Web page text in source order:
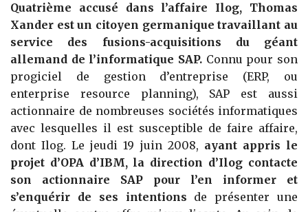
Quatrième accusé dans l’affaire Ilog, Thomas
Xander est un citoyen germanique travaillant au
service des fusions-acquisitions du géant
allemand de l’informatique SAP. Connu pour son
progiciel de gestion d’entreprise (ERP, ou
enterprise resource planning), SAP est aussi
actionnaire de nombreuses sociétés informatiques
avec lesquelles il est susceptible de faire affaire,
dont Ilog. Le jeudi 19 juin 2008, ayant appris le
projet d’OPA d’IBM, la direction d’Ilog contacte
son actionnaire SAP pour l’en informer et
s’enquérir de ses intentions de présenter une